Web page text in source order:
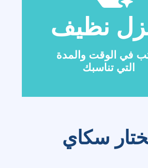
نظيف
في الوقت والمدة
التي تناسبك
سكاي